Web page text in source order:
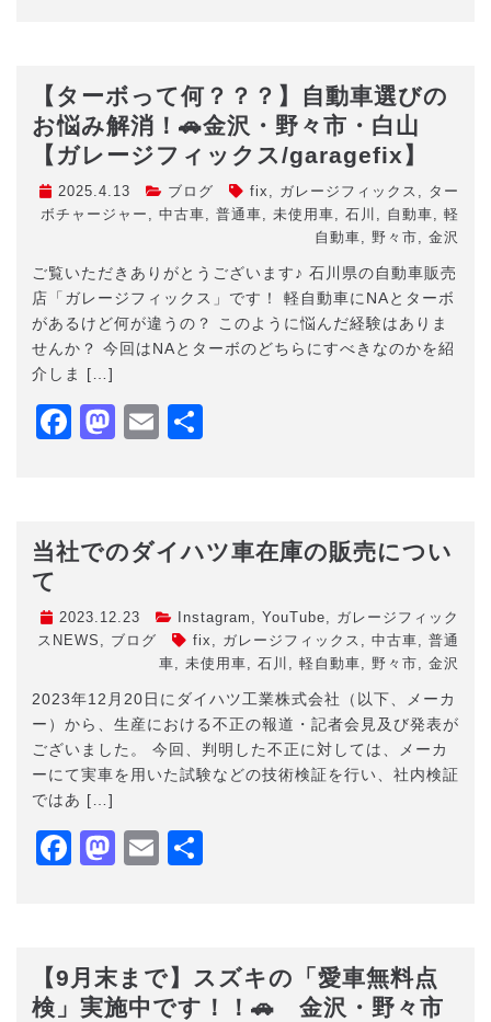
【ターボって何？？？】自動車選びの
お悩み解消！🚗金沢・野々市・白山
【ガレージフィックス/garagefix】
2025.4.13 ブログ fix , ガレージフィックス ,
ター
ボチャージャー , 中古車, 普通車, 未使用車, 石川 , 自動車, 軽
自動車, 野々市, 金沢
ご覧いただきありがとうございます♪ 石川県の自動車販売
店「ガレージフィックス」です！ 軽自動車にNAとターボ
があるけど何が違うの？ このように悩んだ経験はありま
せんか？ 今回はNAとターボのどちらにすべきなのかを紹
介しま […]
Facebook
Mastodon
Email
当社でのダイハツ車在庫の販売につい
て
2023.12.23 Instagram , YouTube, ガレージフィック
スNEWS , ブログ fix , ガレージフィックス , 中古車, 普通
車, 未使用車, 石川 , 軽自動車, 野々市, 金沢
2023年12月20日にダイハツ工業株式会社（以下、メーカ
ー）から、生産における不正の報道・記者会見及び発表が
ございました。 今回、判明した不正に対しては、メーカ
ーにて実車を用いた試験などの技術検証を行い、社内検証
ではあ […]
Facebook
Mastodon
Email
【9月末まで】スズキの「愛車無料点
検」実施中です！！🚗 金沢・野々市